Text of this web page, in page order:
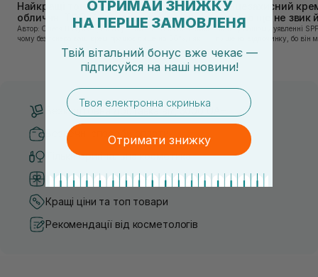
Найкращі тонери та тоніки для
обличчя: ТОП-7 засобів
Автор: Олеся Вакулко [artnav] У цій статті ми пояснимо,
чому без тонера ваш крем працює лише на 50%, і як
знайти засіб під потреби саме вашої шкіри. Хибною є
думка, що тонізація — це зайвий е...
Сонцезахисний
тих, хто ще не звик
Якщо у вашому уявленні
лише на відпочинку, бо він
чи скочується під макіяжем
Безкоштовна доставка від 3000 UAH
Безпечні способи оплати
Тільки оригінальна косметика
Система бонусів та лояльності
Кращі ціни та топ товари
Рекомендації від косметологів
ОТРИМАЙ ЗНИЖКУ
НА ПЕРШЕ ЗАМОВЛЕНЯ
Твій вітальний бонус вже чекає —
підписуйся на наші новини!
email
Отримати знижку